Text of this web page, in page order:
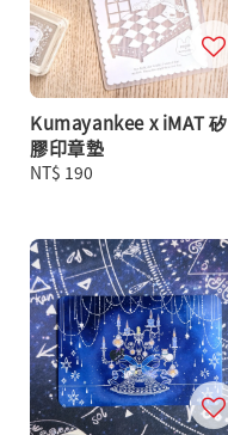
Kumayankee x iMAT 矽
膠印章墊
Regular
NT$ 190